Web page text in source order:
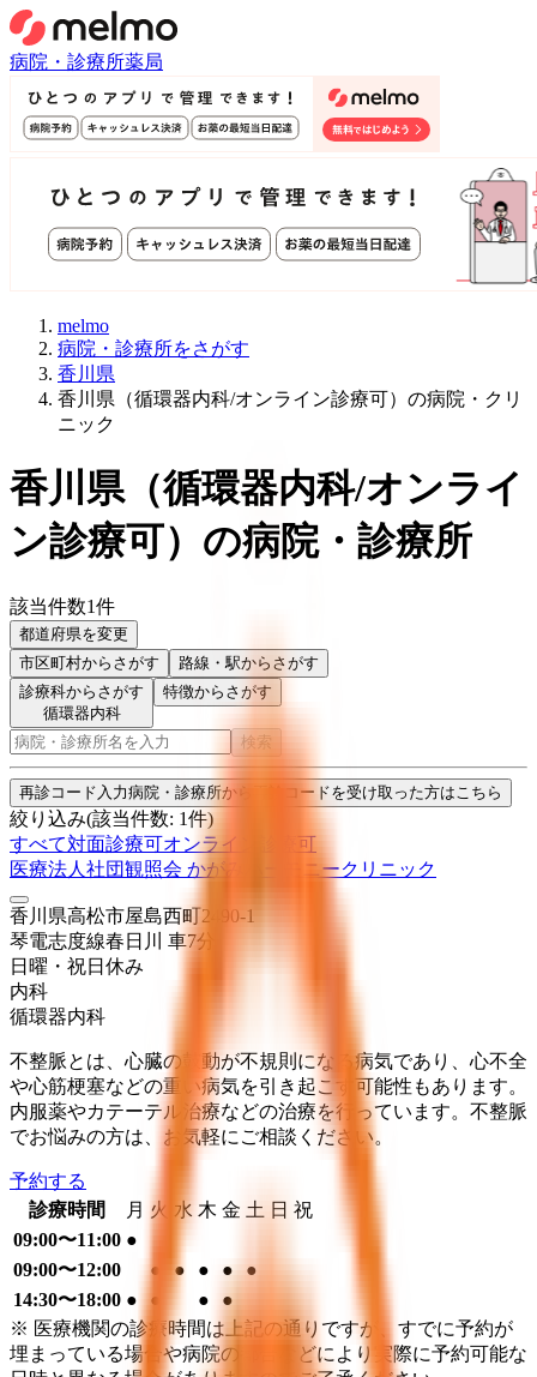
病院・診療所薬局
melmo
病院・診療所をさがす
香川県
香川県（循環器内科/オンライン診療可）の病院・クリ
ニック
香川県（循環器内科/オンライ
ン診療可） の病院・診療所
該当件数1件
都道府県を変更
市区町村からさがす 路線・駅からさがす
診療科からさがす
循環器内科
特徴からさがす
検索
再診コード入力病院・診療所から再診コードを受け取った方はこちら
絞り込み(該当件数: 1件)
すべて対面診療可オンライン診療可
医療法人社団観照会 かがみハーモニークリニック
香川県高松市屋島西町2490-1
琴電志度線春日川 車7分
日曜・祝日 休み
内科
循環器内科
不整脈とは、心臓の鼓動が不規則になる病気であり、心不全
や心筋梗塞などの重い病気を引き起こす可能性もあります。
内服薬やカテーテル治療などの治療を行っています。不整脈
でお悩みの方は、お気軽にご相談ください。
予約する
診療時間
月 火 水 木 金 土 日 祝
09:00〜11:00 ●
09:00〜12:00
● ● ● ●
●
14:30〜18:00 ● ● ●
●
※ 医療機関の診療時間は上記の通りですが、すでに予約が
埋まっている場合や病院の都合などにより実際に予約可能な